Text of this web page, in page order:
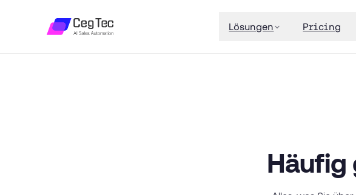
Lösungen Pricing
Häufig